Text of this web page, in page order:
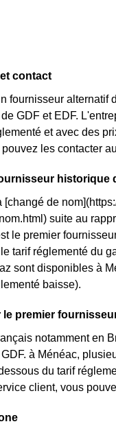
contact
fournisseur
GDF et EDF.
et avec des
les contacter
historique
de
suite au
le premier
tarif réglementé du
sont disponibles à
baisse).
premier
notamment en
à Ménéac,
du tarif
client, vous